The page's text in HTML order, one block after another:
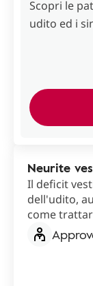
Scopri le
udito ed i
Neurite
Il deficit
dell'udito,
come